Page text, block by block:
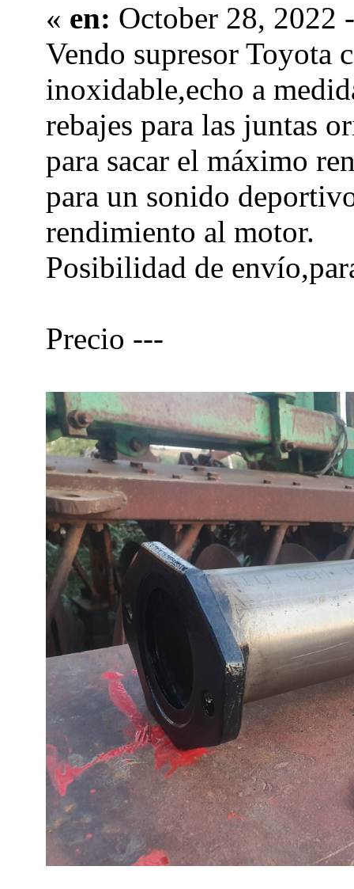
« en: October 28, 2022
Vendo supresor Toyota
inoxidable,echo a
rebajes para las juntas
para sacar el máximo
para un sonido
rendimiento al motor.
Posibilidad de
Precio ---